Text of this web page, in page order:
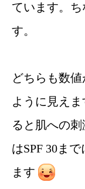
ています。ち
す。
どちらも数
ように見え
ると肌への
はSPF 30ま
ます